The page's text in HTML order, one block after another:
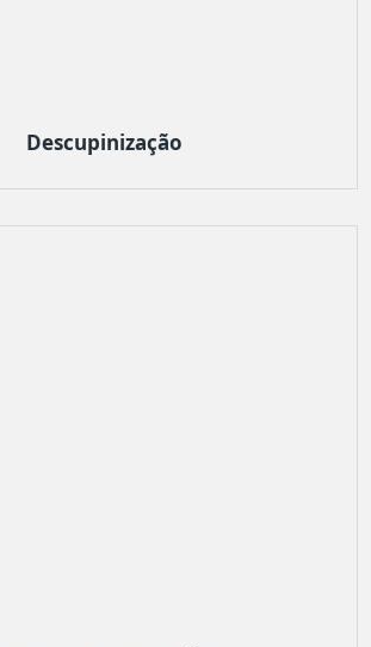
Descupinização